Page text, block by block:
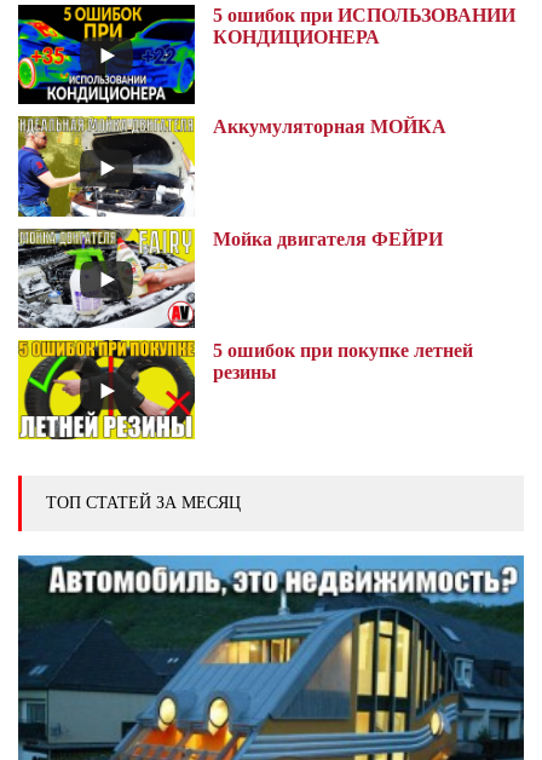
5 ошибок при ИСПОЛЬЗОВАНИИ
КОНДИЦИОНЕРА
Аккумуляторная МОЙКА
Мойка двигателя ФЕЙРИ
5 ошибок при покупке летней
резины
ТОП СТАТЕЙ ЗА МЕСЯЦ